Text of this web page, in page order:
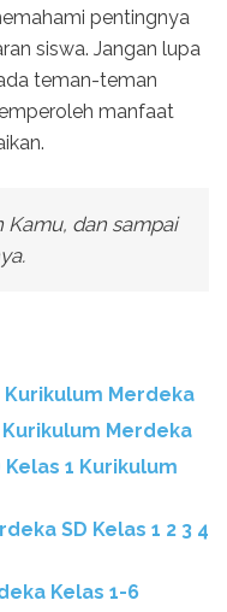
pentingnya
siswa. Jangan lupa
teman-teman
manfaat
Kamu, dan sampai
Kurikulum Merdeka
Kurikulum Merdeka
1 Kurikulum
SD Kelas 1 2 3 4
Kelas 1-6